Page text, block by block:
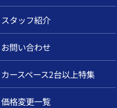
スタッフ紹介
お問い合わせ
カースペース2台以上特集
価格変更一覧